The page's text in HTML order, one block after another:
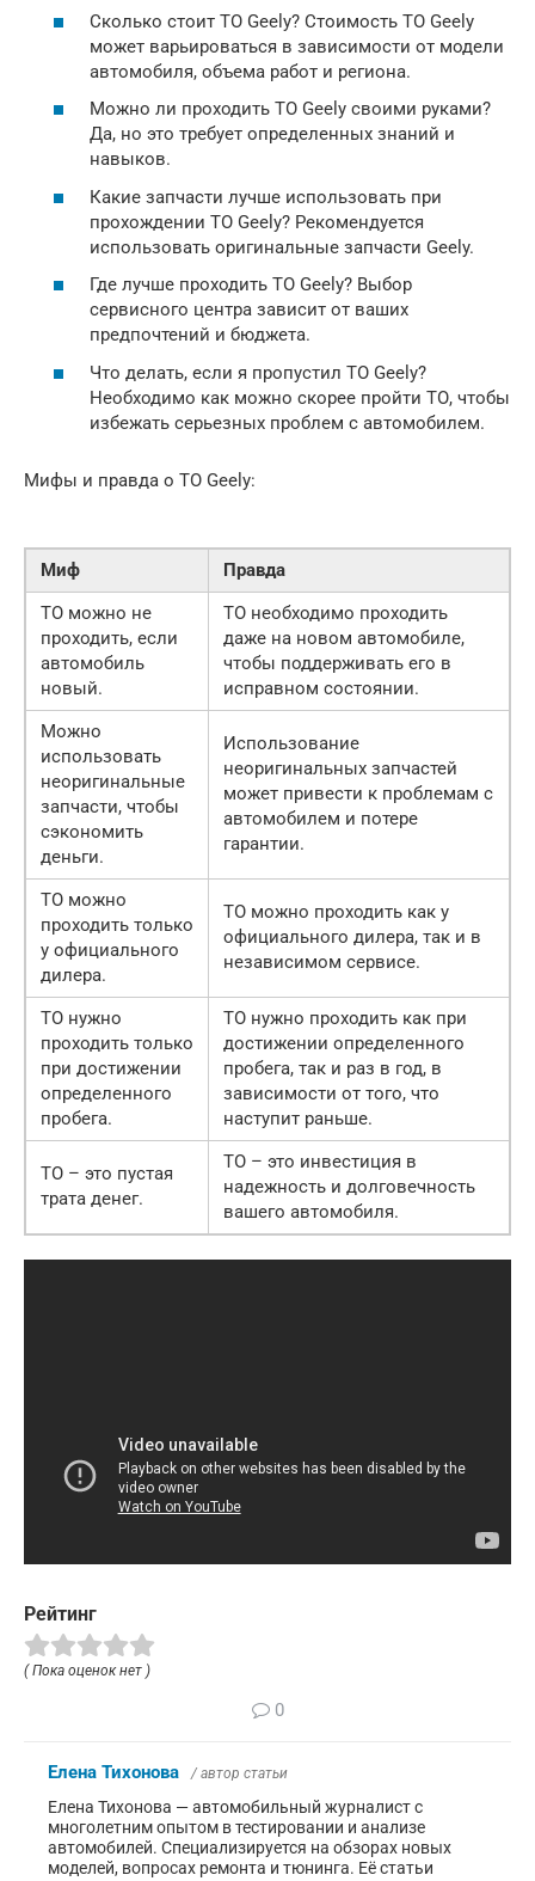
Сколько стоит ТО Geely? Стоимость ТО Geely
может варьироваться в зависимости от модели
автомобиля, объема работ и региона.
Можно ли проходить ТО Geely своими руками?
Да, но это требует определенных знаний и
навыков.
Какие запчасти лучше использовать при
прохождении ТО Geely? Рекомендуется
использовать оригинальные запчасти Geely.
Где лучше проходить ТО Geely? Выбор
сервисного центра зависит от ваших
предпочтений и бюджета.
Что делать, если я пропустил ТО Geely?
Необходимо как можно скорее пройти ТО, чтобы
избежать серьезных проблем с автомобилем.
Мифы и правда о ТО Geely:
Миф
Правда
ТО можно не
проходить, если
автомобиль
новый.
ТО необходимо проходить
даже на новом автомобиле,
чтобы поддерживать его в
исправном состоянии.
Можно
использовать
неоригинальные
запчасти, чтобы
сэкономить
деньги.
Использование
неоригинальных запчастей
может привести к проблемам с
автомобилем и потере
гарантии.
ТО можно
проходить только
у официального
дилера.
ТО можно проходить как у
официального дилера, так и в
независимом сервисе.
ТО нужно
проходить только
при достижении
определенного
пробега.
ТО нужно проходить как при
достижении определенного
пробега, так и раз в год, в
зависимости от того, что
наступит раньше.
ТО – это пустая
трата денег.
ТО – это инвестиция в
надежность и долговечность
вашего автомобиля.
Рейтинг
( Пока оценок нет )
0
Елена Тихонова / автор статьи
Елена Тихонова — автомобильный журналист с
многолетним опытом в тестировании и анализе
автомобилей. Специализируется на обзорах новых
моделей, вопросах ремонта и тюнинга. Её статьи